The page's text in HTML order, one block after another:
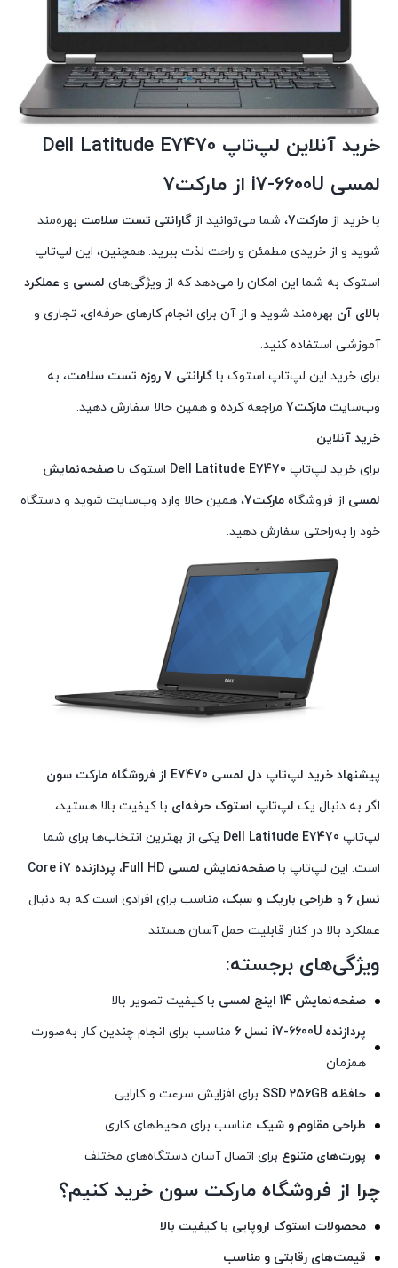
خرید آنلاین لپ‌تاپ Dell Latitude E7470
لمسی i7-6600U
از مارکت7
با خرید از مارکت7 ، شما می‌توانید ازگارانتی تست سلامت بهره‌مند
شوید و از خریدی مطمئن و راحت لذت ببرید. همچنین، این لپ‌تاپ
استوک به شما این امکان را می‌دهد که از ویژگی‌های لمسی و عملکرد
بالای آن بهره‌مند شوید و از آن برای انجام کارهای حرفه‌ای، تجاری و
آموزشی استفاده کنید.
برای خرید این لپ‌تاپ استوک باگارانتی 7 روزه تست سلامت
، به
وب‌سایت مارکت7
مراجعه کرده و همین حالا سفارش دهید.
خرید آنلاین
برای خرید لپ‌تاپ Dell Latitude E7470 استوک با صفحه‌نمایش
لمسی از فروشگاه مارکت7 ، همین حالا وارد وب‌سایت شوید و دستگاه
خود را به‌راحتی سفارش دهید.
پیشنهاد خرید لپ‌تاپ دل لمسی E7470 از فروشگاه مارکت سون
اگر به دنبال یک لپ‌تاپ استوک حرفه‌ای با کیفیت بالا هستید،
لپ‌تاپ Dell Latitude E7470 یکی از بهترین انتخاب‌ها برای شما
است. این لپ‌تاپ با صفحه‌نمایش لمسی Full HD ،
پردازنده Core i7
نسل 6
و طراحی باریک و سبک، مناسب برای افرادی است که به دنبال
عملکرد بالا در کنار قابلیت حمل آسان هستند.
ویژگی‌های برجسته:
صفحه‌نمایش 14 اینچ لمسی
با کیفیت تصویر بالا
پردازنده i7-6600U نسل 6
مناسب برای انجام چندین کار به‌صورت
همزمان
حافظه SSD 256GB
برای افزایش سرعت و کارایی
طراحی مقاوم و شیک مناسب برای محیط‌های کاری
پورت‌های متنوع برای اتصال آسان دستگاه‌های مختلف
چرا از فروشگاه مارکت سون خرید کنیم؟
محصولات استوک اروپایی با کیفیت بالا
قیمت‌های رقابتی و مناسب